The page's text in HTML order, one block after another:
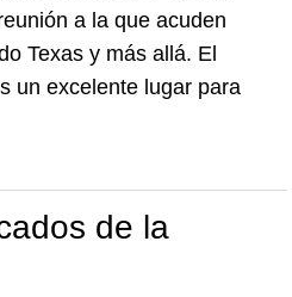
a la que acuden
Texas y más allá. El
un excelente lugar para
de la